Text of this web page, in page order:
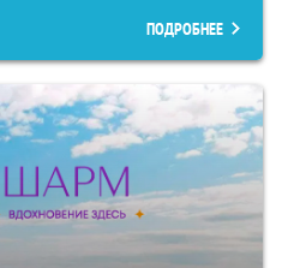
ПОДРОБНЕЕ